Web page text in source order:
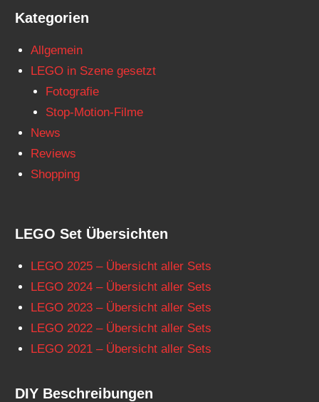
Kategorien
Allgemein
LEGO in Szene gesetzt
Fotografie
Stop-Motion-Filme
News
Reviews
Shopping
LEGO Set Übersichten
LEGO 2025 – Übersicht aller Sets
LEGO 2024 – Übersicht aller Sets
LEGO 2023 – Übersicht aller Sets
LEGO 2022 – Übersicht aller Sets
LEGO 2021 – Übersicht aller Sets
DIY Beschreibungen